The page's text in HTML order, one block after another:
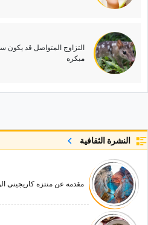
التزاوج المتواصل قد
مبکره
النشرة الثقافية
مقدمه عن منتزه کاریجینی